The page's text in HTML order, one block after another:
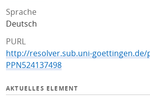
Sprache
Deutsch
PURL
http://resolver.sub.uni-goettingen.de/
PPN524137498
AKTUELLES ELEMENT